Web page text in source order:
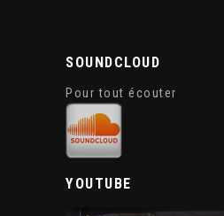
SOUNDCLOUD
Pour tout écouter
YOUTUBE